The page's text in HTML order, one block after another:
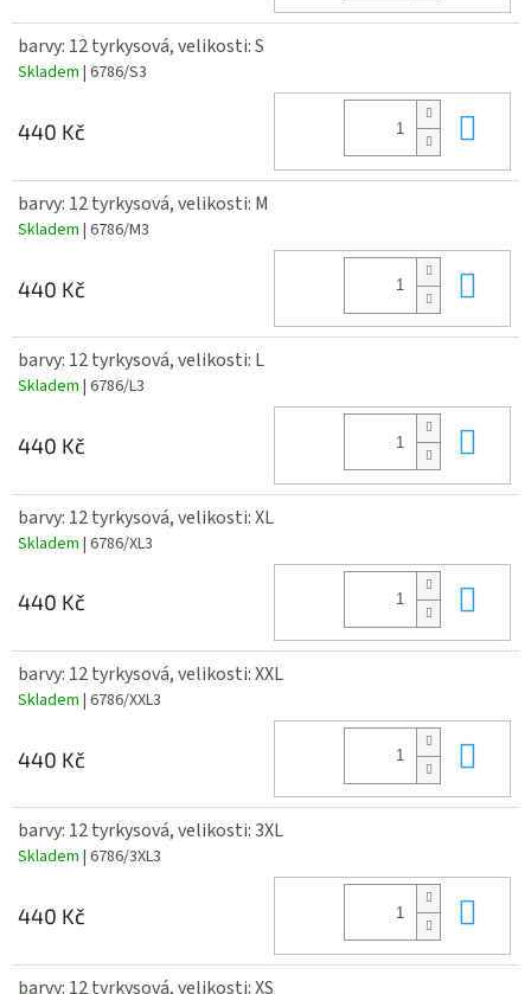
barvy: 12 tyrkysová, velikosti: S
Skladem | 6786/S3
440 Kč
barvy: 12 tyrkysová, velikosti: M
Skladem | 6786/M3
440 Kč
barvy: 12 tyrkysová, velikosti: L
Skladem | 6786/L3
440 Kč
barvy: 12 tyrkysová, velikosti: XL
Skladem | 6786/XL3
440 Kč
barvy: 12 tyrkysová, velikosti: XXL
Skladem | 6786/XXL3
440 Kč
barvy: 12 tyrkysová, velikosti: 3XL
Skladem | 6786/3XL3
440 Kč
barvy: 12 tyrkysová, velikosti: XS